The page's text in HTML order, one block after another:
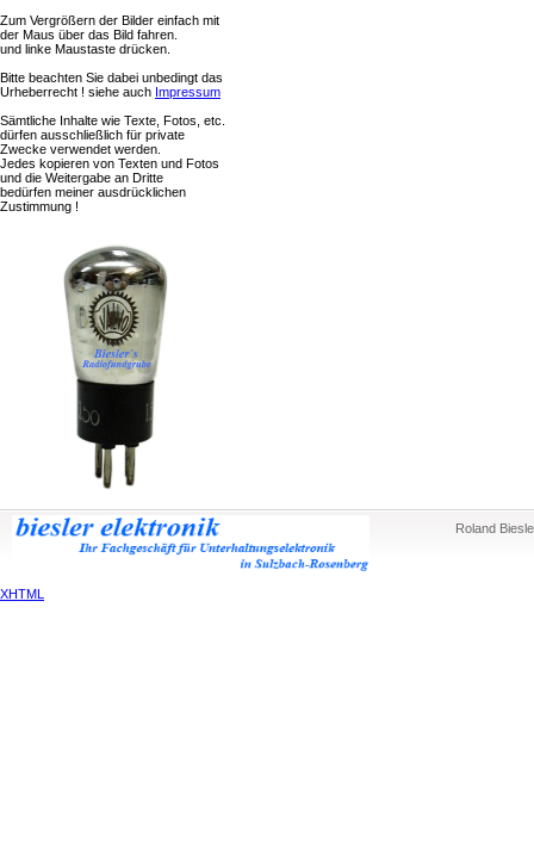
Zum Vergrößern der Bilder einfach mit
der Maus über das Bild fahren.
und linke Maustaste drücken.
Bitte beachten Sie dabei unbedingt das
Urheberrecht ! siehe auch Impressum
Sämtliche Inhalte wie Texte, Fotos, etc.
dürfen ausschließlich für private
Zwecke verwendet werden.
Jedes kopieren von Texten und Fotos
und die Weitergabe an Dritte
bedürfen meiner ausdrücklichen
Zustimmung !
Roland
XHTML